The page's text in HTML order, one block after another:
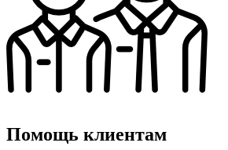
Помощь клиентам